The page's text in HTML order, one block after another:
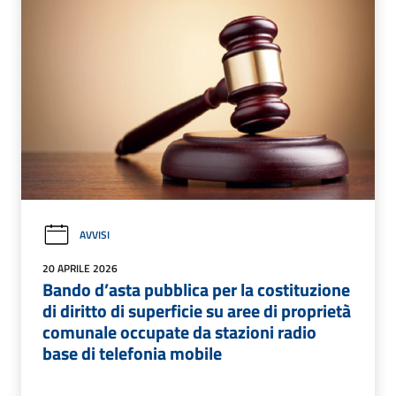
AVVISI
20 APRILE 2026
Bando d’asta pubblica per la costituzione
di diritto di superficie su aree di proprietà
comunale occupate da stazioni radio
base di telefonia mobile